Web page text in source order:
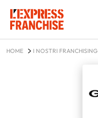
HOME I NOSTRI FRANCHISING